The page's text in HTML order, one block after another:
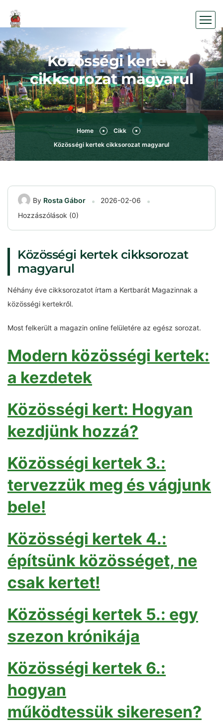
Közösségi kertek
cikksorozat magyarul
Home
Cikk
Közösségi kertek cikksorozat magyarul
By Rosta Gábor
2026-02-06
Hozzászólások (0)
Közösségi kertek cikksorozat
magyarul
Néhány éve cikksorozatot írtam a Kertbarát Magazinnak a
közösségi kertekről.
Most felkerült a magazin online felületére az egész sorozat.
Modern közösségi kertek:
a kezdetek
Közösségi kert: Hogyan
kezdjünk hozzá?
Közösségi kertek 3.:
tervezzük meg és vágjunk
bele!
Közösségi kertek 4.:
építsünk közösséget, ne
csak kertet!
Közösségi kertek 5.: egy
szezon krónikája
Közösségi kertek 6.:
hogyan
működtessük sikeresen?